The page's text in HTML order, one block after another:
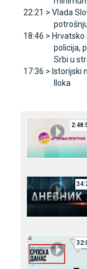
22:21 > Vlada
18:46 >
policija,
Srbi u
17:36 > Istorijski
Iloka